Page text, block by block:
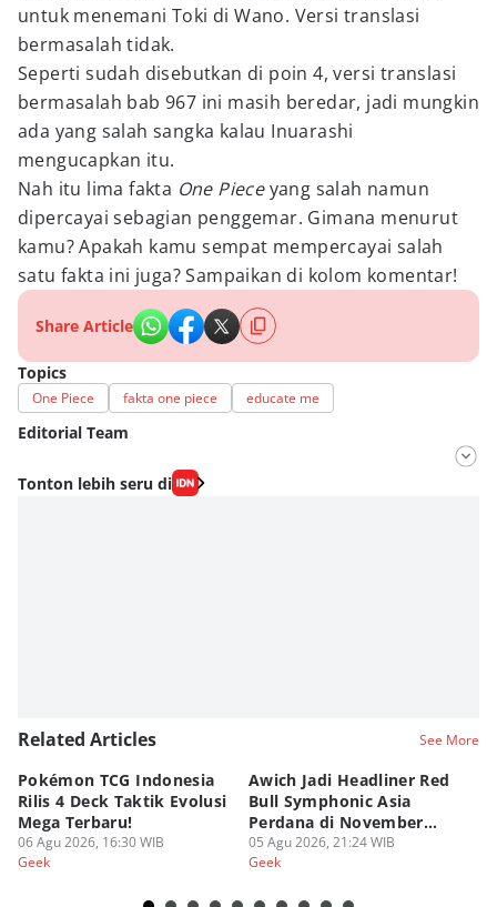
untuk menemani Toki di Wano. Versi translasi
bermasalah tidak.
Seperti sudah disebutkan di poin 4, versi translasi
bermasalah bab 967 ini masih beredar, jadi mungkin
ada yang salah sangka kalau Inuarashi
mengucapkan itu.
Nah itu lima fakta One Pieceyang salah namun
dipercayai sebagian penggemar. Gimana menurut
kamu? Apakah kamu sempat mempercayai salah
satu fakta ini juga? Sampaikan di kolom komentar!
Share Article
Topics
One Piece fakta one piece educate me
Editorial Team
Editor
Fahrul Razi Uni Nurullah
Tonton lebih seru di
Related Articles See More
Pokémon TCG Indonesia
Rilis 4 Deck Taktik Evolusi
Mega Terbaru!
06 Agu 2026, 16:30 WIB
Geek
Awich Jadi Headliner Red
Bull Symphonic Asia
Perdana di November
2026!
05 Agu 2026, 21:24 WIB
Geek